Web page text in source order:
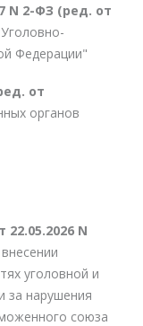
N 2-ФЗ (ред. от
Федерации"
от
органов
N
уголовной и
за нарушения
союза